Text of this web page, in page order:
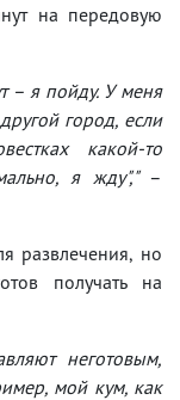
на передовую
– я пойду. У меня
город, если
какой-то
я жду","–
развлечения, но
получать на
неготовым,
мой кум, как